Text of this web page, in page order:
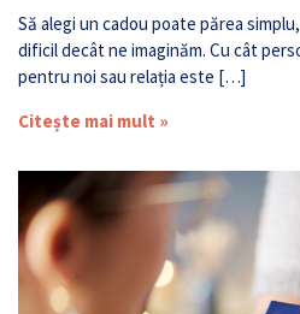
Să alegi un cadou poate părea
dificil decât ne imaginăm. Cu cât
pentru noi sau relația este […]
Citește mai mult »